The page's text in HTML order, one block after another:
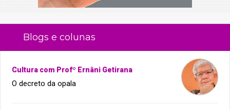
Blogs e colunas
Cultura com Profº Ernâni Getirana
O decreto da opala